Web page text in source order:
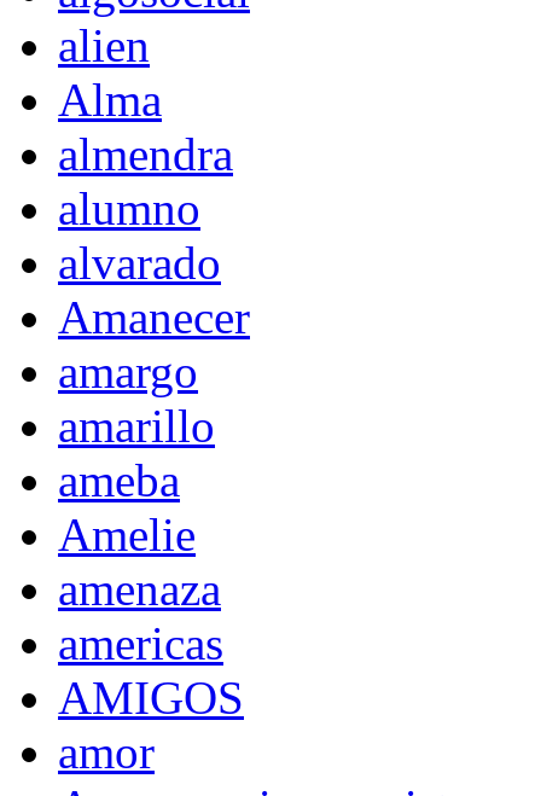
alien
Alma
almendra
alumno
alvarado
Amanecer
amargo
amarillo
ameba
Amelie
amenaza
americas
AMIGOS
amor